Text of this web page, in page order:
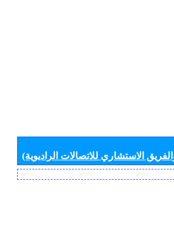
الاستشاري للاتصالات الراديوية)